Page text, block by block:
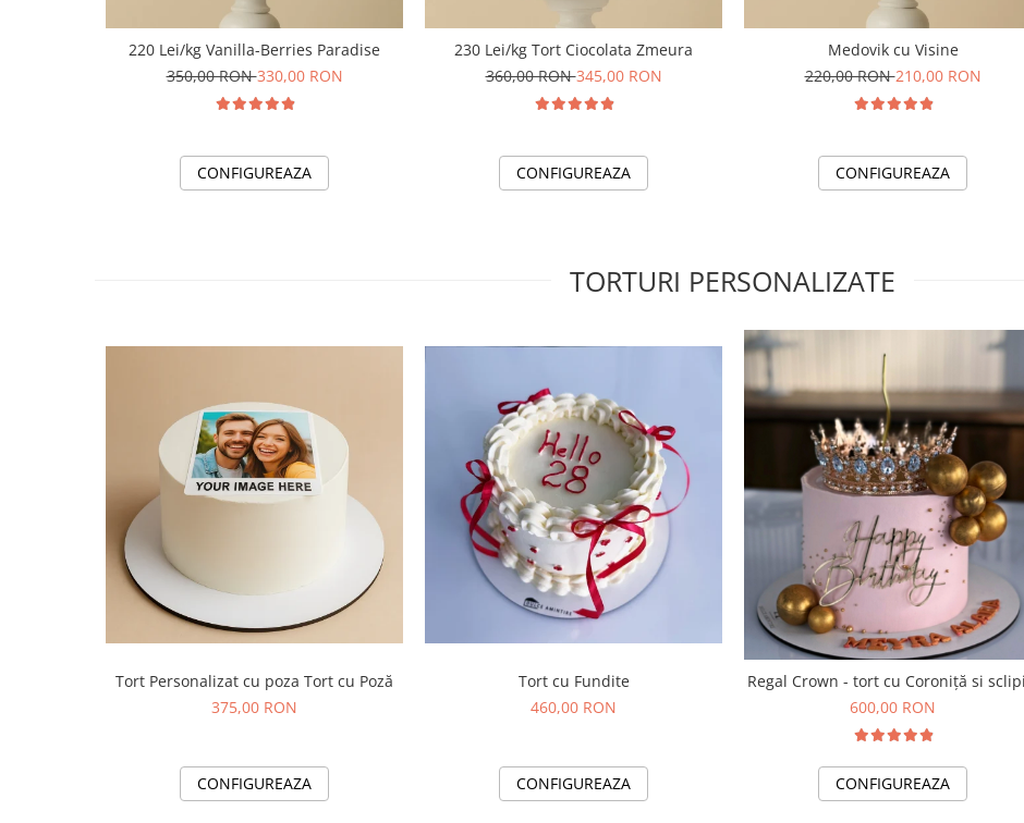
220 Lei/kg Vanilla-Berries Paradise
350,00 RON330,00 RON
CONFIGUREAZA
230 Lei/kg Tort Ciocolata Zmeura
360,00 RON345,00 RON
CONFIGUREAZA
Medovik cu Visine
220,00 RON210,00 RON
CONFIGUREAZA
TORTURI PERSONALIZATE
Tort Personalizat cu poza Tort cu Poză
375,00 RON
CONFIGUREAZA
Tort cu Fundite
460,00 RON
CONFIGUREAZA
Regal Crown - tort cu Coroniță si
600,00 RON
CONFIGUREAZA